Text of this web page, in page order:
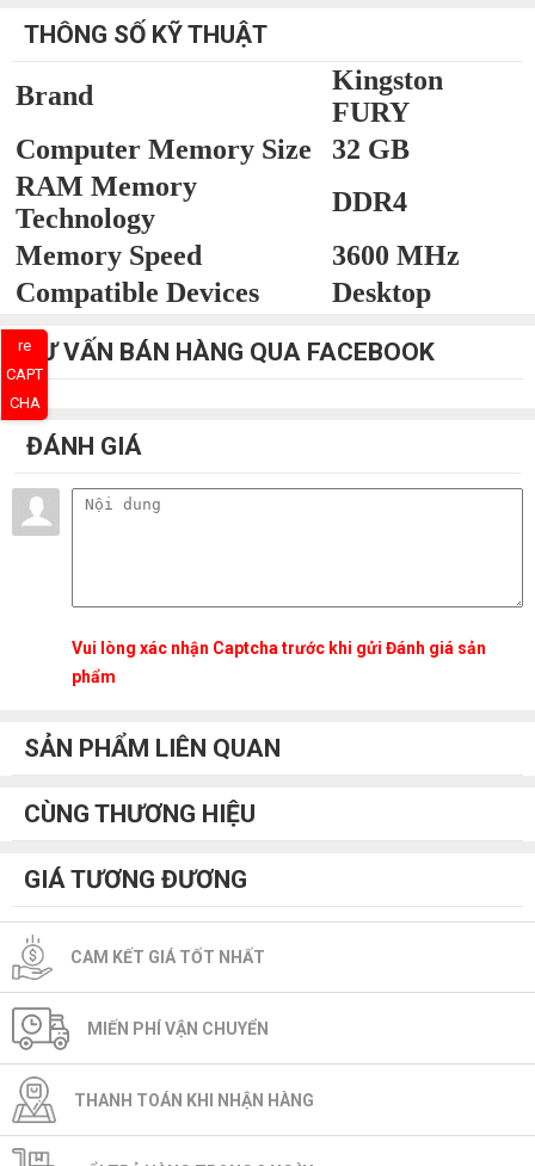
THÔNG SỐ KỸ THUẬT
Brand
Kingston
FURY
Computer Memory Size
32 GB
RAM Memory
Technology
DDR4
Memory Speed
3600 MHz
Compatible Devices
Desktop
TƯ VẤN BÁN HÀNG QUA FACEBOOK
ĐÁNH GIÁ
re
CAPT
CHA
Vui lòng xác nhận Captcha trước khi gửi Đánh giá sản
phẩm
SẢN PHẨM LIÊN QUAN
CÙNG THƯƠNG HIỆU
GIÁ TƯƠNG ĐƯƠNG
CAM KẾT GIÁ TỐT NHẤT
MIẾN PHÍ VẬN CHUYỂN
THANH TOÁN KHI NHẬN HÀNG